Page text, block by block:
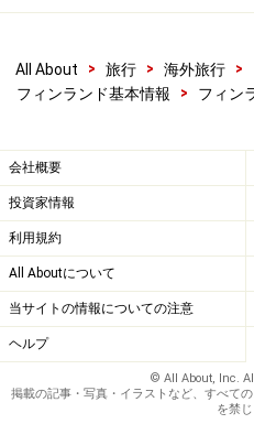
All About > 旅行 > 海外旅行 >
フィンランド基本情報
> フィン
会社概要
投資家情報
利用規約
All Aboutについて
当サイトの情報についての注意
ヘルプ
© All About, Inc.
掲載の記事・写真・イラストなど、すべて
を禁